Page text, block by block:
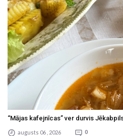
“Mājas kafejnīcas” ver durvis
augusts 06 , 2026 0